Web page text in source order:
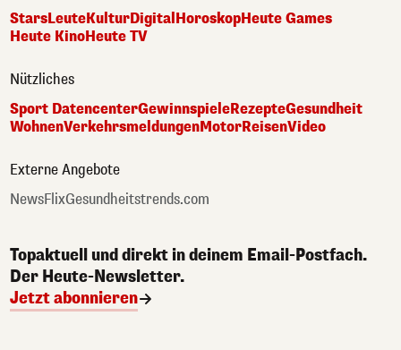
StarsLeuteKulturDigitalHoroskopHeute Games
Heute KinoHeute TV
Nützliches
Sport DatencenterGewinnspieleRezepteGesundheit
WohnenVerkehrsmeldungenMotorReisenVideo
Externe Angebote
NewsFlixGesundheitstrends.com
Topaktuell und direkt in deinem Email-Postfach.
Der Heute-Newsletter.
Jetzt abonnieren